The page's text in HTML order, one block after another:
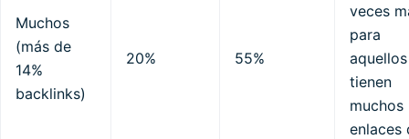
Muchos
(más de
14%
backlinks)
20% 55%
veces
para
tienen
muchos
enlaces